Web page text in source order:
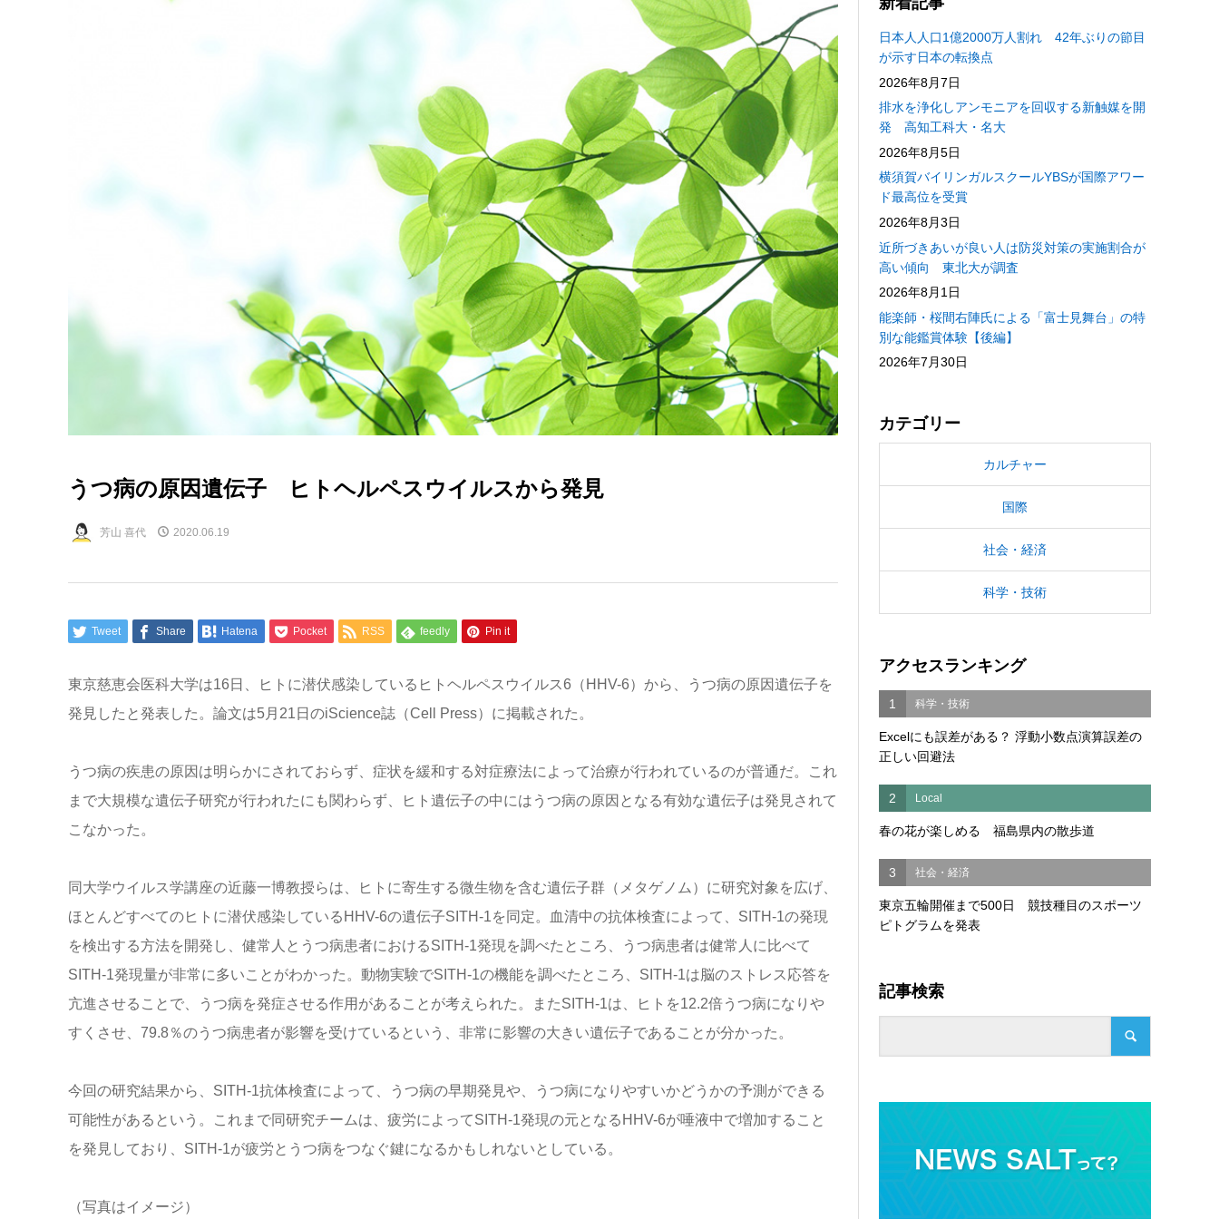
うつ病の原因遺伝子 ヒトヘルペスウイルスから発見
芳山 喜代 2020.06.19
Tweet Share Hatena Pocket RSS feedly Pin it
東京慈恵会医科大学は16日、ヒトに潜伏感染しているヒトヘルペスウイルス6（HHV-6）から、うつ病の原因遺伝子を
発見したと発表した。論文は5月21日のiScience誌（Cell Press）に掲載された。
うつ病の疾患の原因は明らかにされておらず、症状を緩和する対症療法によって治療が行われているのが普通だ。これ
まで大規模な遺伝子研究が行われたにも関わらず、ヒト遺伝子の中にはうつ病の原因となる有効な遺伝子は発見されて
こなかった。
同大学ウイルス学講座の近藤一博教授らは、ヒトに寄生する微生物を含む遺伝子群（メタゲノム）に研究対象を広げ、
ほとんどすべてのヒトに潜伏感染しているHHV-6の遺伝子SITH-1を同定。血清中の抗体検査によって、SITH-1の発現
を検出する方法を開発し、健常人とうつ病患者におけるSITH-1発現を調べたところ、うつ病患者は健常人に比べて
SITH-1発現量が非常に多いことがわかった。動物実験でSITH-1の機能を調べたところ、SITH-1は脳のストレス応答を
亢進させることで、うつ病を発症させる作用があることが考えられた。またSITH-1は、ヒトを12.2倍うつ病になりや
すくさせ、79.8％のうつ病患者が影響を受けているという、非常に影響の大きい遺伝子であることが分かった。
今回の研究結果から、SITH-1抗体検査によって、うつ病の早期発見や、うつ病になりやすいかどうかの予測ができる
可能性があるという。これまで同研究チームは、疲労によってSITH-1発現の元となるHHV-6が唾液中で増加すること
を発見しており、SITH-1が疲労とうつ病をつなぐ鍵になるかもしれないとしている。
（写真はイメージ）
日本人人口1億2000万人割れ 42年ぶりの節目
が示す日本の転換点
2026年8月7日
排水を浄化しアンモニアを回収する新触媒を開
発 高知工科大・名大
2026年8月5日
横須賀バイリンガルスクールYBSが国際アワー
ド最高位を受賞
2026年8月3日
近所づきあいが良い人は防災対策の実施割合が
高い傾向 東北大が調査
2026年8月1日
能楽師・桜間右陣氏による「富士見舞台」の特
別な能鑑賞体験【後編】
2026年7月30日
カテゴリー
カルチャー
国際
社会・経済
科学・技術
アクセスランキング
1 科学・技術
Excelにも誤差がある？ 浮動小数点演算誤差の
正しい回避法
2 Local
春の花が楽しめる 福島県内の散歩道
3 社会・経済
東京五輪開催まで500日 競技種目のスポーツ
ピトグラムを発表
記事検索